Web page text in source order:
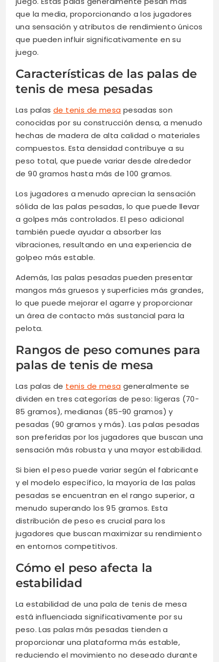
que la media, proporcionando a los jugadores
una sensación y atributos de rendimiento únicos
que pueden influir significativamente en su
juego.
Características de las palas de
tenis de mesa pesadas
Las palasde tenis de mesa pesadas son
conocidas por su construcción densa, a menudo
hechas de madera de alta calidad o materiales
compuestos. Esta densidad contribuye a su
peso total, que puede variar desde alrededor
de 90 gramos hasta más de 100 gramos.
Los jugadores a menudo aprecian la sensación
sólida de las palas pesadas, lo que puede llevar
a golpes más controlados. El peso adicional
también puede ayudar a absorber las
vibraciones, resultando en una experiencia de
golpeo más estable.
Además, las palas pesadas pueden presentar
mangos más gruesos y superficies más grandes,
lo que puede mejorar el agarre y proporcionar
un área de contacto más sustancial para la
pelota.
Rangos de peso comunes para
palas de tenis de mesa
Las palas de tenis de mesa generalmente se
dividen en tres categorías de peso: ligeras (70-
85 gramos), medianas (85-90 gramos) y
pesadas (90 gramos y más). Las palas pesadas
son preferidas por los jugadores que buscan una
sensación más robusta y una mayor estabilidad.
Si bien el peso puede variar según el fabricante
y el modelo específico, la mayoría de las palas
pesadas se encuentran en el rango superior, a
menudo superando los 95 gramos. Esta
distribución de peso es crucial para los
jugadores que buscan maximizar su rendimiento
en entornos competitivos.
Cómo el peso afecta la
estabilidad
La estabilidad de una pala de tenis de mesa
está influenciada significativamente por su
peso. Las palas más pesadas tienden a
proporcionar una plataforma más estable,
reduciendo el movimiento no deseado durante